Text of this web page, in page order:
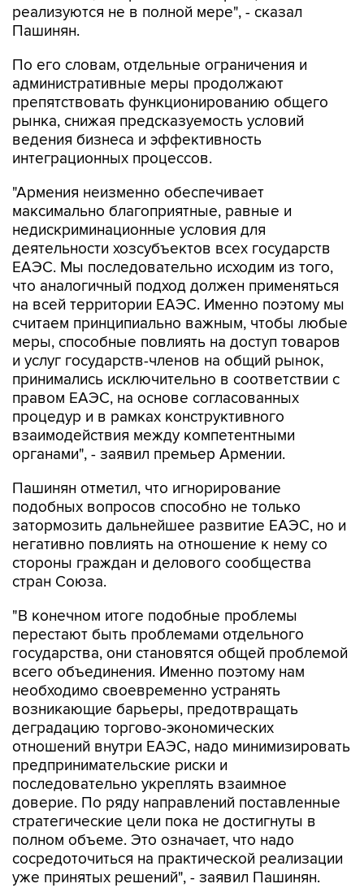
реализуются не в полной мере", - сказал
Пашинян.
По его словам, отдельные ограничения и
административные меры продолжают
препятствовать функционированию общего
рынка, снижая предсказуемость условий
ведения бизнеса и эффективность
интеграционных процессов.
"Армения неизменно обеспечивает
максимально благоприятные, равные и
недискриминационные условия для
деятельности хозсубъектов всех государств
ЕАЭС. Мы последовательно исходим из того,
что аналогичный подход должен применяться
на всей территории ЕАЭС. Именно поэтому мы
считаем принципиально важным, чтобы любые
меры, способные повлиять на доступ товаров
и услуг государств-членов на общий рынок,
принимались исключительно в соответствии с
правом ЕАЭС, на основе согласованных
процедур и в рамках конструктивного
взаимодействия между компетентными
органами", - заявил премьер Армении.
Пашинян отметил, что игнорирование
подобных вопросов способно не только
затормозить дальнейшее развитие ЕАЭС, но и
негативно повлиять на отношение к нему со
стороны граждан и делового сообщества
стран Союза.
"В конечном итоге подобные проблемы
перестают быть проблемами отдельного
государства, они становятся общей проблемой
всего объединения. Именно поэтому нам
необходимо своевременно устранять
возникающие барьеры, предотвращать
деградацию торгово-экономических
отношений внутри ЕАЭС, надо минимизировать
предпринимательские риски и
последовательно укреплять взаимное
доверие. По ряду направлений поставленные
стратегические цели пока не достигнуты в
полном объеме. Это означает, что надо
сосредоточиться на практической реализации
уже принятых решений", - заявил Пашинян.